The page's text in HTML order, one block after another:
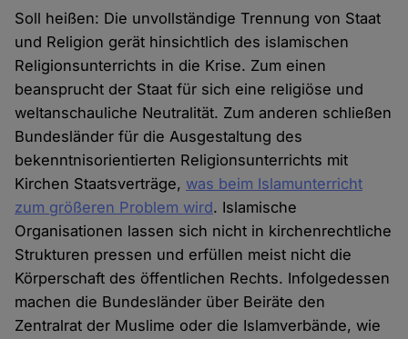
Soll heißen: Die unvollständige Trennung von Staat
und Religion gerät hinsichtlich des islamischen
Religionsunterrichts in die Krise. Zum einen
beansprucht der Staat für sich eine religiöse und
weltanschauliche Neutralität. Zum anderen schließen
Bundesländer für die Ausgestaltung des
bekenntnisorientierten Religionsunterrichts mit
Kirchen Staatsverträge, was beim Islamunterricht
zum größeren Problem wird. Islamische
Organisationen lassen sich nicht in kirchenrechtliche
Strukturen pressen und erfüllen meist nicht die
Körperschaft des öffentlichen Rechts. Infolgedessen
machen die Bundesländer über Beiräte den
Zentralrat der Muslime oder die Islamverbände, wie